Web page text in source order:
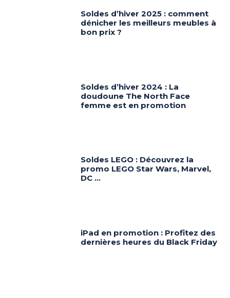
Soldes d’hiver 2025 : comment
dénicher les meilleurs meubles à
bon prix ?
Soldes d’hiver 2024 : La
doudoune The North Face
femme est en promotion
Soldes LEGO : Découvrez la
promo LEGO Star Wars, Marvel,
DC …
iPad en promotion : Profitez des
dernières heures du Black Friday